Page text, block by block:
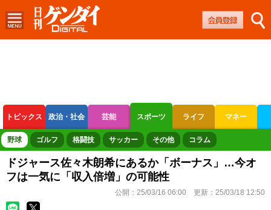
トピックス 政治・社会 芸能 スポーツ ライフ マネー
ボートレース 競輪 オートレース
野球 ゴルフ 格闘技 サッカー その他 コラム
ドジャース佐々木朗希にあるか「ボーナス」…今オ
フは一気に「収入倍増」の可能性
公開： 25/03/16 06:00 更新： 25/03/18 12:50